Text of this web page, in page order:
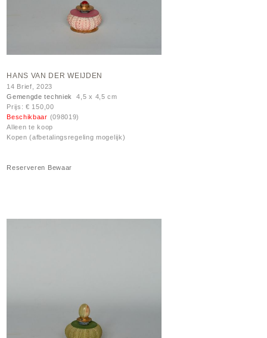
HANS VAN DER WEIJDEN
14 Brief, 2023
Gemengde techniek
4,5 x 4,5 cm
Prijs: € 150,00
Beschikbaar (098019)
Alleen te koop
Kopen (afbetalingsregeling mogelijk)
Reserveren Bewaar